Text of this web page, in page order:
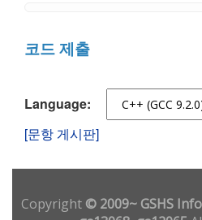
코드 제출
Language:
[문항 게시판]
Copyright© 2009~ GSHS